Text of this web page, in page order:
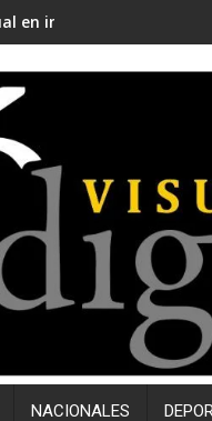
en innovación educativa
NACIONALES